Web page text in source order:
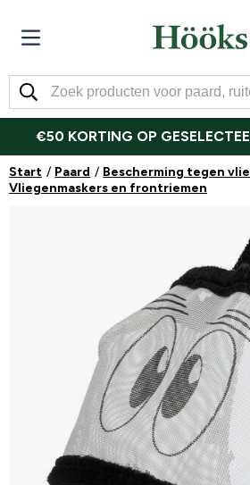
€50 KORTING OP
Start Paard
Bescherming tegen
Vliegenmaskers en frontriemen